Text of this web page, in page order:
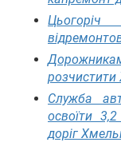
розчистити
Служба
освоїти
доріг